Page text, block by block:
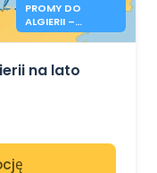
PROMY DO
ALGIERII –
REZERWACJE NA
OTWARTE
na lato